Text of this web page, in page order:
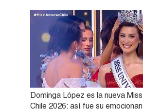
Dominga López es la nueva
Chile 2026: así fue su